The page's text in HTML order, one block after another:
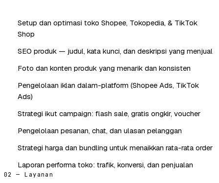
Setup dan optimasi toko Shopee, Tokopedia, & TikTok
Shop
SEO produk — judul, kata kunci, dan deskripsi yang menjual
Foto dan konten produk yang menarik dan konsisten
Pengelolaan iklan dalam-platform (Shopee Ads, TikTok
Ads)
Strategi ikut campaign: flash sale, gratis ongkir, voucher
Pengelolaan pesanan, chat, dan ulasan pelanggan
Strategi harga dan bundling untuk menaikkan rata-rata order
Laporan performa toko: trafik, konversi, dan penjualan
02 — Layanan